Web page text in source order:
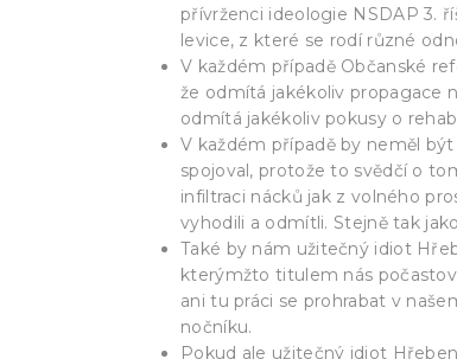
přívrženci ideologie NSDAP 3.
levice, z které se rodí různé
V každém případě Občanské
že odmítá jakékoliv propagace
odmítá jakékoliv pokusy o
V každém případě by neměl
spojoval, protože to svědčí o
infiltraci nácků jak z volného
vyhodili a odmítli. Stejně tak
Také by nám užitečný idiot
kterýmžto titulem nás
ani tu práci se prohrabat v
nočníku.
Pokud ale užitečný idiot